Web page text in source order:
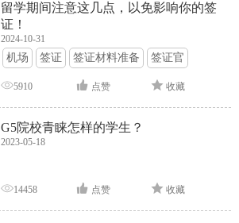
留学期间注意这几点，以免影响你的签
证！
2024-10-31
机场 签证 签证材料准备 签证官
签证面试 签证申请攻略
5910 点赞 收藏
G5院校青睐怎样的学生？
2023-05-18
14458 点赞 收藏